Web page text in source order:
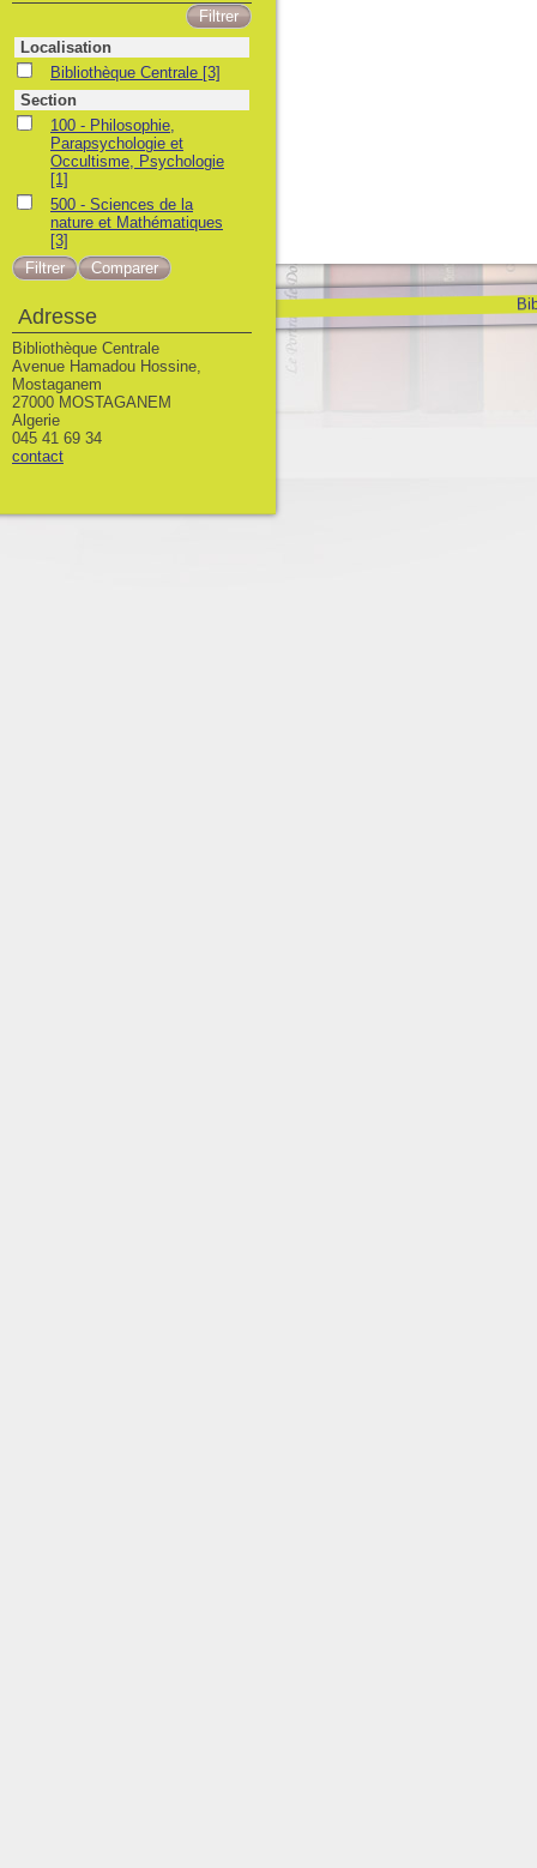
Localisation
Bibliothèque Centrale [3]
Section
100 - Philosophie,
Parapsychologie et
Occultisme, Psychologie
[1]
500 - Sciences de la
nature et Mathématiques
[3]
Adresse
Bibliothèque Centrale
Avenue Hamadou Hossine,
Mostaganem
27000 MOSTAGANEM
Algerie
045 41 69 34
contact